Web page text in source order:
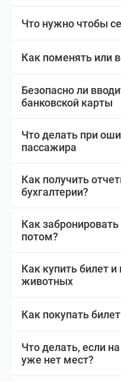
Что нужно чтобы
Как поменять или
Безопасно ли
банковской карты
Что делать при
пассажира
Как получить
бухгалтерии?
Как
потом?
Как купить билет и
животных
Как покупать
Что делать, если
уже нет мест?